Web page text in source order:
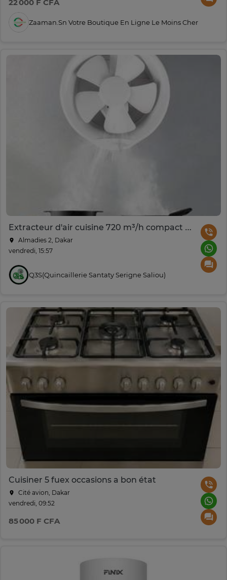
22 000 F CFA
Zaaman.sn Votre Boutique En Ligne Le Moins Cher
Extracteur d'air cuisine 720 m³/h compact performant
Almadies 2, Dakar
vendredi, 15:57
Q3S(Quincaillerie Santaty Serigne Saliou)
Cuisiner 5 fuex occasions a bon état
Cité avion, Dakar
vendredi, 09:52
85 000 F CFA